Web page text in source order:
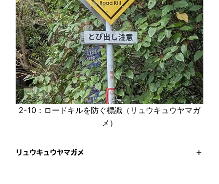
2-10：ロードキルを防ぐ標識（リュウキュウヤマガ
メ）
リュウキュウヤマガメ +